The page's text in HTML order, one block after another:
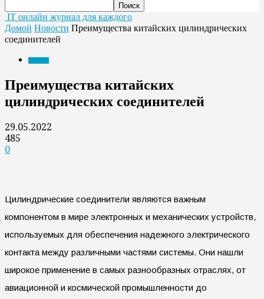
IT онлайн журнал для каждого
Домой Новости Преимущества китайских цилиндрических
соединителей
Преимущества китайских
цилиндрических соединителей
29.05.2022
485
0
Цилиндрические соединители являются важным
компонентом в мире электронных и механических устройств,
используемых для обеспечения надежного электрического
контакта между различными частями системы. Они нашли
широкое применение в самых разнообразных отраслях, от
авиационной и космической промышленности до